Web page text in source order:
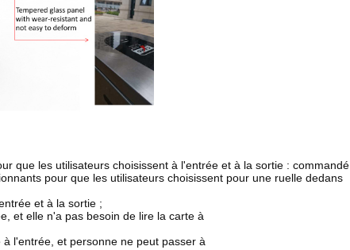
que les utilisateurs choisissent à l'entrée et à la sortie : commandé
pour que les utilisateurs choisissent pour une ruelle dedans
et à la sortie ;
et elle n'a pas besoin de lire la carte à
l'entrée, et personne ne peut passer à